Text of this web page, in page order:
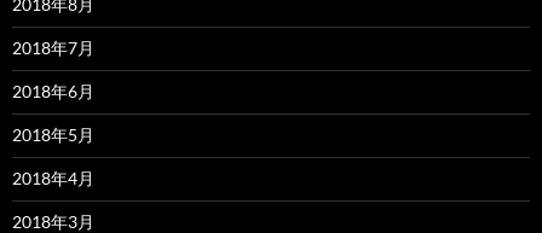
2018年7月
2018年6月
2018年5月
2018年4月
2018年3月